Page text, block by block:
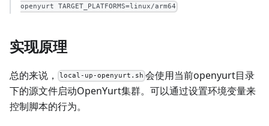
openyurt TARGET_PLATFORMS=linux/arm64
实现原理
总的来说， local-up-openyurt.sh 会使用当前openyurt目录
下的源文件启动OpenYurt集群。可以通过设置环境变量来
控制脚本的行为。